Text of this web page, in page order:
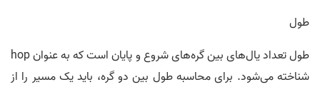
طول
طول تعداد یال‌های بین گره‌های شروع و پایان است که به عنوان hop
شناخته می‌شود. برای محاسبه طول بین دو گره، باید یک مسیر را از